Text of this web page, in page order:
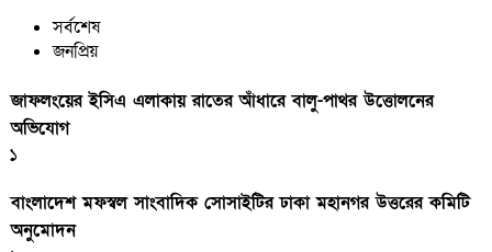
সর্বশেষ
জনপ্রিয়
জাফলংয়ের ইসিএ এলাকায় রাতের আঁধারে বালু-পাথর উত্তোলনের
অভিযোগ
১
বাংলাদেশ মফস্বল সাংবাদিক সোসাইটির ঢাকা মহানগর উত্তরের কমিটি
অনুমোদন